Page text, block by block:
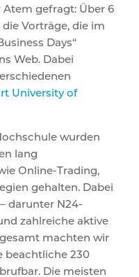
gefragt: Über 6
Vorträge, die im
Days“
Web. Dabei
University of
wurden
lang
Online-Trading,
gehalten. Dabei
darunter N24-
zahlreiche aktive
machten wir
beachtliche 230
Die meisten